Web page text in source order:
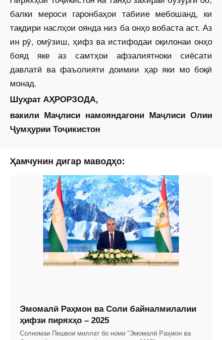
балки мероси гаронбаҳои табиие мебошанд, ки
тақдири наслҳои оянда низ ба онҳо вобаста аст. Аз
ин рӯ, омӯзиш, ҳифз ва истифодаи оқилонаи онҳо
бояд яке аз самтҳои афзалиятноки сиёсати
давлатӣ ва фаъолияти доимии ҳар яки мо боқӣ
монад.
Шуҳрат АҲРОРЗОДА,
вакили Маҷлиси намояндагони Маҷлиси Олии
Ҷумҳурии Тоҷикистон
Ҳамчунин дигар маводҳо:
Эмомалӣ Раҳмон ва Соли байналмилалии
ҳифзи пиряхҳо – 2025
Солномаи Пешвои миллат бо номи “Эмомалӣ Раҳмон ва